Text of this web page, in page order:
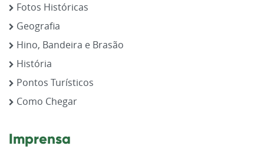
Fotos Históricas
Geografia
Hino, Bandeira e Brasão
História
Pontos Turísticos
Como Chegar
Imprensa